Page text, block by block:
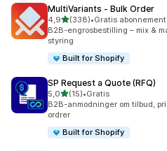
MultiVariants ‑ Bulk Order
4,9ud af 5 stjerner
(338)
338 anmeldelser i alt
•Gratis
B2B-engrosbestilling – mix &
styring
Built for Shopify
SP Request a Quote (RFQ)
5,0ud af 5 stjerner
(15)
15 anmeldelser i alt
•Gratis
B2B-anmodninger om tilbud,
ordrer
Built for Shopify